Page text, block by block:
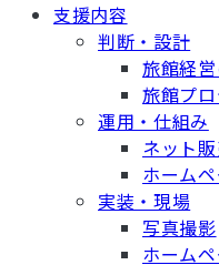
支援内容
判断・設計
旅館経
旅館プ
運用・仕組み
ネット
ホーム
実装・現場
写真撮影
ホーム